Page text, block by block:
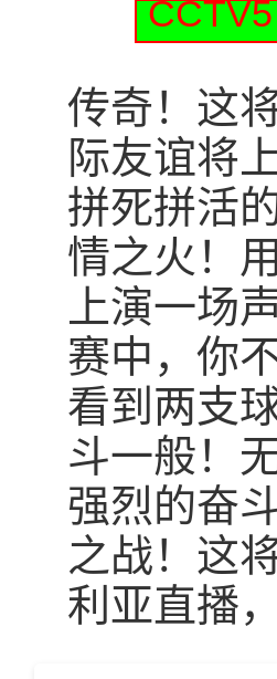
CCTV5
传奇！这
际友谊将
拼死拼活
情之火！
上演一场
赛中，你
看到两支
斗一般！
强烈的奋
之战！这
利亚直播